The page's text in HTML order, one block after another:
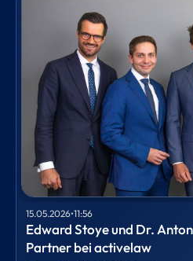
NRW.BANK und weiteren
beraten, die Antragstellung
Landes Nordrhein-
gesamte
15.05.2026•11:56
Edward Stoye und Dr.
Partner bei activelaw